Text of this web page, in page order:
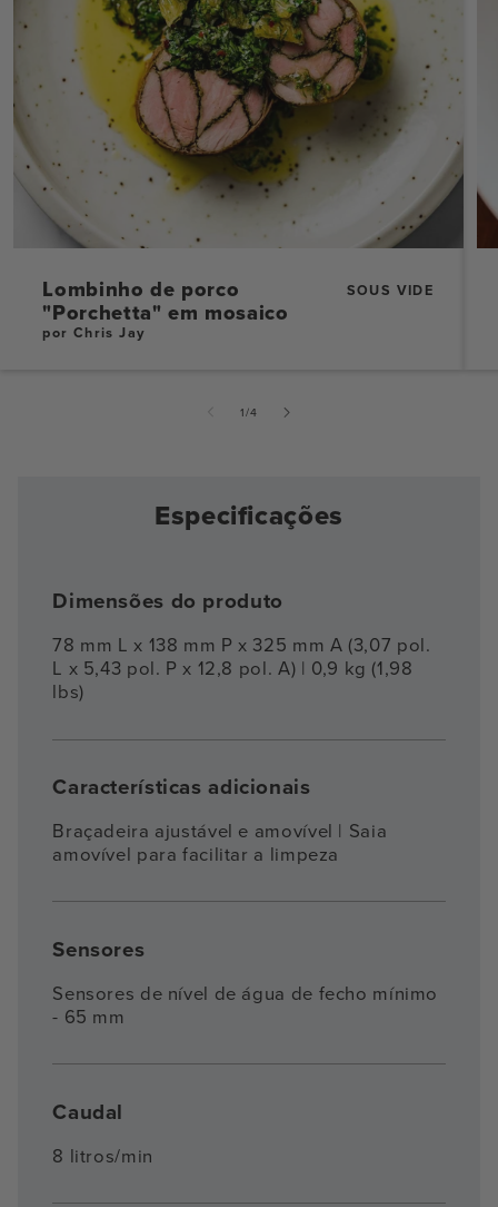
Lombinho de porco
"Porchetta" em mosaico
SOUS VIDE
por Chris Jay
1/de
4
Especificações
Dimensões do produto
78 mm L x 138 mm P x 325 mm A (3,07 pol.
L x 5,43 pol. P x 12,8 pol. A) | 0,9 kg (1,98
lbs)
Características adicionais
Braçadeira ajustável e amovível | Saia
amovível para facilitar a limpeza
Sensores
Sensores de nível de água de fecho mínimo
- 65 mm
Caudal
8 litros/min